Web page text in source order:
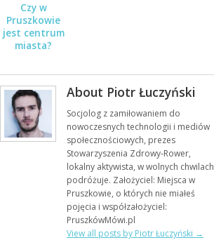
Czy w
Pruszkowie
jest centrum
miasta?
About Piotr Łuczyński
Socjolog z zamiłowaniem do
nowoczesnych technologii i mediów
społecznościowych, prezes
Stowarzyszenia Zdrowy-Rower,
lokalny aktywista, w wolnych chwilach
podróżuje. Założyciel: Miejsca w
Pruszkowie, o których nie miałeś
pojęcia i współzałożyciel:
PruszkówMówi.pl
View all posts by Piotr Łuczyński →